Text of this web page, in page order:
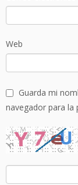
Web
Guarda mi
navegador para la